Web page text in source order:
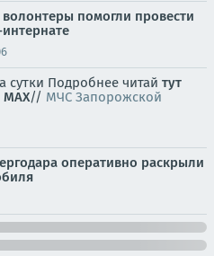
помогли провести
Подробнее читай тут
MAX// МЧС Запорожской
оперативно раскрыли